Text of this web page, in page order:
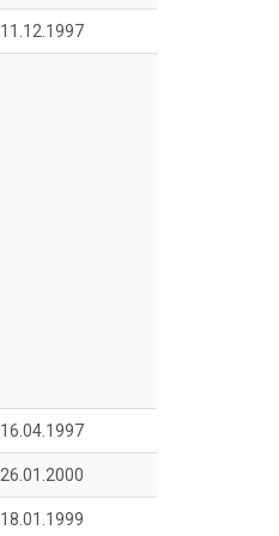
11.12.1997
16.04.1997
26.01.2000
18.01.1999